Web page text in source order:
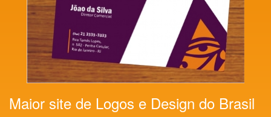
Maior site de Logos e Design do Brasil